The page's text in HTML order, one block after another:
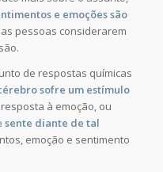
e emoções são
as pessoas considerarem
de respostas químicas
sofre um estímulo
à emoção, ou
sente diante de tal
emoção e sentimento